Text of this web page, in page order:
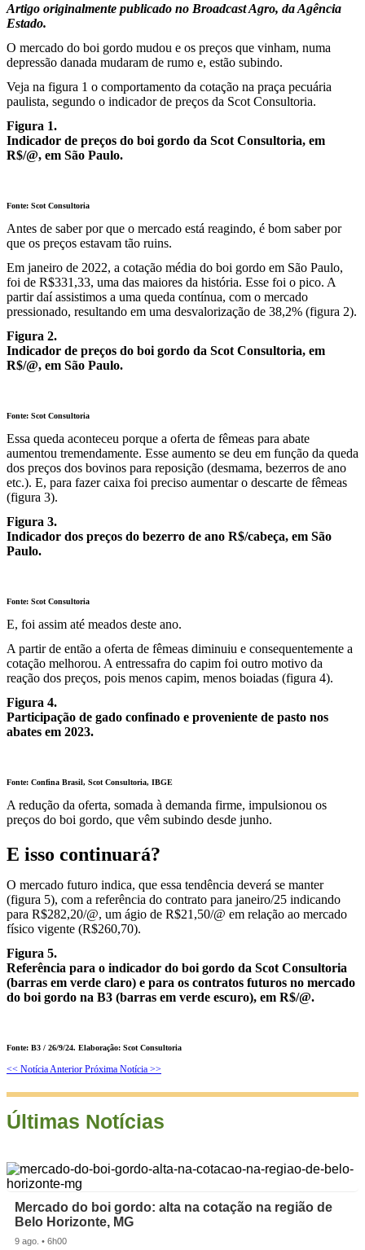
Artigo originalmente publicado no Broadcast Agro, da Agência
Estado.
O mercado do boi gordo mudou e os preços que vinham, numa
depressão danada mudaram de rumo e, estão subindo.
Veja na figura 1 o comportamento da cotação na praça pecuária
paulista, segundo o indicador de preços da Scot Consultoria.
Figura 1.
Indicador de preços do boi gordo da Scot Consultoria, em
R$/@, em São Paulo.
Fonte: Scot Consultoria
Antes de saber por que o mercado está reagindo, é bom saber por
que os preços estavam tão ruins.
Em janeiro de 2022, a cotação média do boi gordo em São Paulo,
foi de R$331,33, uma das maiores da história. Esse foi o pico. A
partir daí assistimos a uma queda contínua, com o mercado
pressionado, resultando em uma desvalorização de 38,2% (figura 2).
Figura 2.
Indicador de preços do boi gordo da Scot Consultoria, em
R$/@, em São Paulo.
Fonte: Scot Consultoria
Essa queda aconteceu porque a oferta de fêmeas para abate
aumentou tremendamente. Esse aumento se deu em função da queda
dos preços dos bovinos para reposição (desmama, bezerros de ano
etc.). E, para fazer caixa foi preciso aumentar o descarte de fêmeas
(figura 3).
Figura 3.
Indicador dos preços do bezerro de ano R$/cabeça, em São
Paulo.
Fonte: Scot Consultoria
E, foi assim até meados deste ano.
A partir de então a oferta de fêmeas diminuiu e consequentemente a
cotação melhorou. A entressafra do capim foi outro motivo da
reação dos preços, pois menos capim, menos boiadas (figura 4).
Figura 4.
Participação de gado confinado e proveniente de pasto nos
abates em 2023.
Fonte: Confina Brasil, Scot Consultoria, IBGE
A redução da oferta, somada à demanda firme, impulsionou os
preços do boi gordo, que vêm subindo desde junho.
E isso continuará?
O mercado futuro indica, que essa tendência deverá se manter
(figura 5), com a referência do contrato para janeiro/25 indicando
para R$282,20/@, um ágio de R$21,50/@ em relação ao mercado
físico vigente (R$260,70).
Figura 5.
Referência para o indicador do boi gordo da Scot Consultoria
(barras em verde claro) e para os contratos futuros no mercado
do boi gordo na B3 (barras em verde escuro), em R$/@.
Fonte: B3 / 26/9/24. Elaboração: Scot Consultoria
<< Notícia Anterior Próxima Notícia >>
Últimas Notícias
Mercado do boi gordo: alta na cotação na região de
Belo Horizonte, MG
9 ago. • 6h00